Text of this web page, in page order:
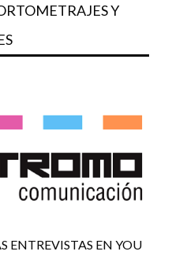
Y
ENTREVISTAS EN YOU